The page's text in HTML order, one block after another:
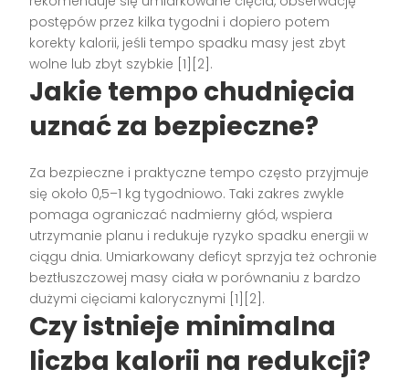
postępów przez kilka tygodni i dopiero potem
korekty kalorii, jeśli tempo spadku masy jest zbyt
wolne lub zbyt szybkie [1][2].
Jakie tempo chudnięcia
uznać za bezpieczne?
Za bezpieczne i praktyczne tempo często przyjmuje
się około 0,5–1 kg tygodniowo. Taki zakres zwykle
pomaga ograniczać nadmierny głód, wspiera
utrzymanie planu i redukuje ryzyko spadku energii w
ciągu dnia. Umiarkowany deficyt sprzyja też ochronie
beztłuszczowej masy ciała w porównaniu z bardzo
dużymi cięciami kalorycznymi [1][2].
Czy istnieje minimalna
liczba kalorii na redukcji?